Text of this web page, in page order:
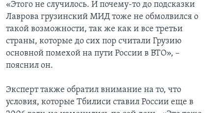
«Этого не случилось. И почему-то до подсказки
Лаврова грузинский МИД тоже не обмолвился о
такой возможности, так же как и все третьи
страны, которые до сих пор считали Грузию
основной помехой на пути России в ВТО», –
пояснил он.
Эксперт также обратил внимание на то, что
условия, которые Тбилиси ставил России еще в